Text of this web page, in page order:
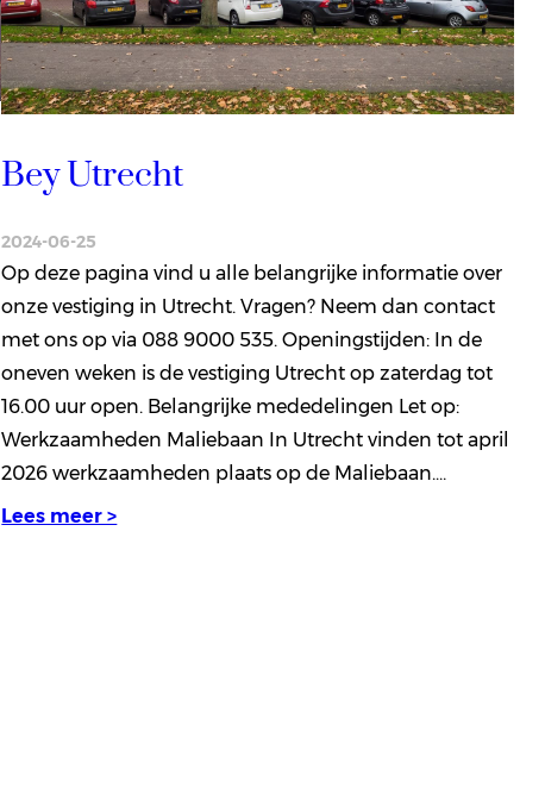
Bey Utrecht
2024-06-25
Op deze pagina vind u alle belangrijke informatie over
onze vestiging in Utrecht. Vragen? Neem dan contact
met ons op via 088 9000 535. Openingstijden: In de
oneven weken is de vestiging Utrecht op zaterdag tot
16.00 uur open. Belangrijke mededelingen Let op:
Werkzaamheden Maliebaan In Utrecht vinden tot april
2026 werkzaamheden plaats op de Maliebaan.…
Lees meer >